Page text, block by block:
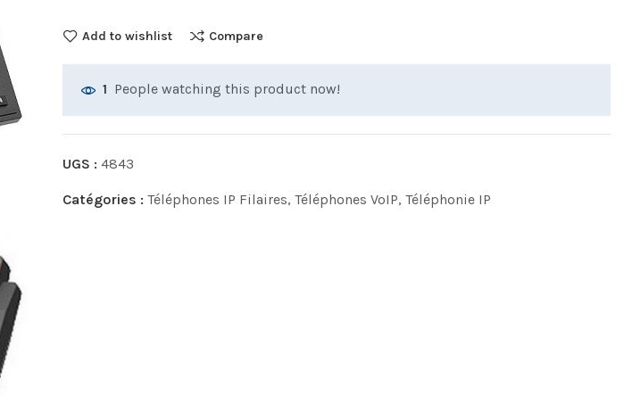
Add to wishlist Compare
1 People watching this product now!
UGS : 4843
Catégories : Téléphones IP Filaires, Téléphones VoIP, Téléphonie IP